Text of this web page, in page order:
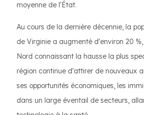
moyenne de l'État.
Au cours de la dernière décennie, la
de Virginie a augmenté d'environ 20
Nord connaissant la hausse la plus
région continue d'attirer de nouveaux
ses opportunités économiques, les
dans un large éventail de secteurs,